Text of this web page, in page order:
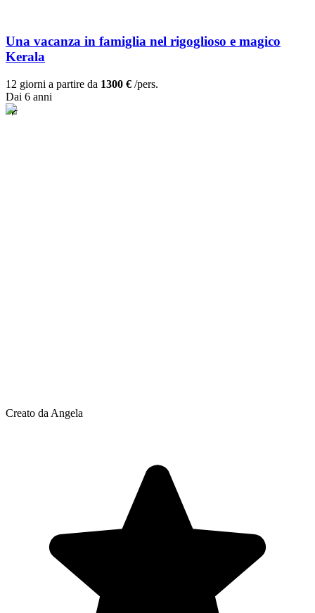
Una vacanza in famiglia nel rigoglioso e magico
Kerala
12 giorni a partire da 1300 € /pers.
Dai 6 anni
Creato da Angela